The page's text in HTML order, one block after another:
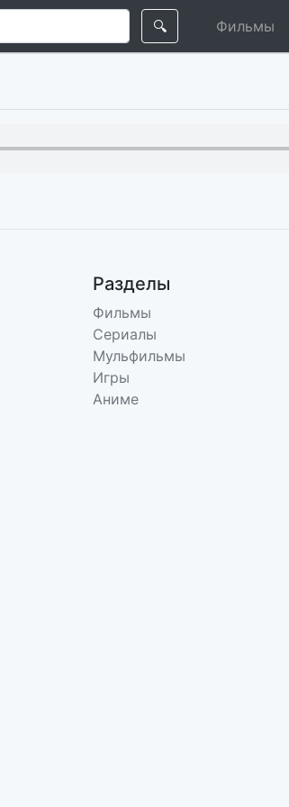
🔍 Фильмы
Разделы
Фильмы
Сериалы
Мульфильмы
Игры
Аниме